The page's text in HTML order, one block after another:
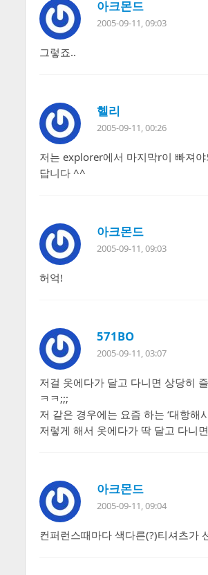
아크몬드
2005-09-11, 09:03
그렇죠..
헬리
2005-09-11, 00:26
저는 explorer에서 마지막r이 빠져
답니다 ^^
아크몬드
2005-09-11, 09:03
허억!
571BO
2005-09-11, 03:07
저걸 옷에다가 달고 다니면 상당히
ㅋㅋ;;;
저 같은 경우에는 요즘 하는 ‘대항해
저렇게 해서 옷에다가 딱 달고 다니
아크몬드
2005-09-11, 09:04
컨퍼런스때마다 색다른(?)티셔츠가